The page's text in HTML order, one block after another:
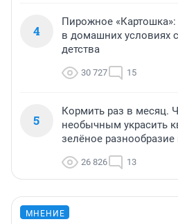
4
Пирожное
в домашних условиях
детства
30 727 15
5
Кормить раз в месяц.
необычным украсить
зелёное
26 826 13
МНЕНИЕ